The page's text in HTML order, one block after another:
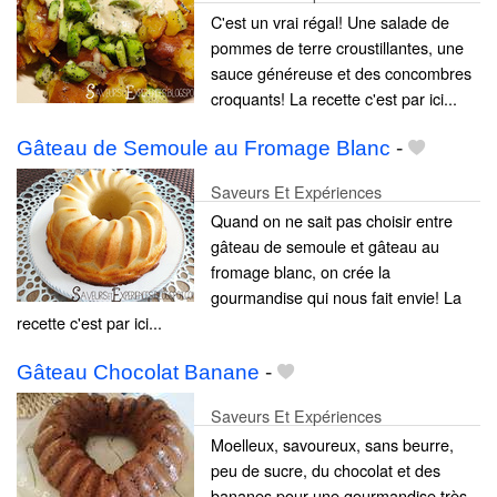
C'est un vrai régal! Une salade de
pommes de terre croustillantes, une
sauce généreuse et des concombres
croquants! La recette c'est par ici...
Gâteau de Semoule au Fromage Blanc -
Saveurs Et Expériences
Quand on ne sait pas choisir entre
gâteau de semoule et gâteau au
fromage blanc, on crée la
gourmandise qui nous fait envie! La
recette c'est par ici...
Gâteau Chocolat Banane -
Saveurs Et Expériences
Moelleux, savoureux, sans beurre,
peu de sucre, du chocolat et des